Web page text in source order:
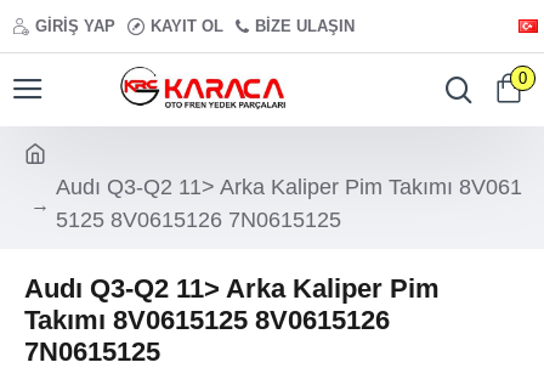
GIRIŞ YAP KAYIT OL BIZE ULAŞIN
0
Audı Q3-Q2 11> Arka Kaliper Pim Takımı 8V061
5125 8V0615126 7N0615125
Audı Q3-Q2 11> Arka Kaliper Pim
Takımı 8V0615125 8V0615126
7N0615125